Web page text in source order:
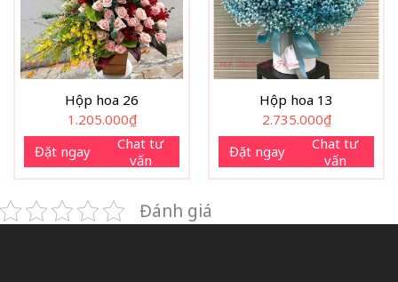
Hộp hoa 26
1.205.000₫
Đặt ngay
Chat tư
vấn
Hộp hoa 13
2.735.000₫
Đặt ngay
Chat tư
vấn
Đánh giá